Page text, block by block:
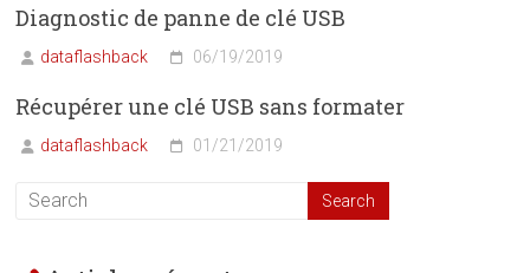
Diagnostic de panne de clé USB
dataflashback 06/19/2019
Récupérer une clé USB sans formater
dataflashback 01/21/2019